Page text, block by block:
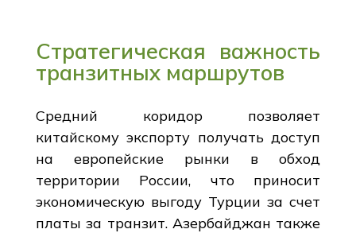
Стратегическая важность
транзитных маршрутов
Средний коридор позволяет
китайскому экспорту получать доступ
на европейские рынки в обход
территории России, что приносит
экономическую выгоду Турции за счет
платы за транзит. Азербайджан также